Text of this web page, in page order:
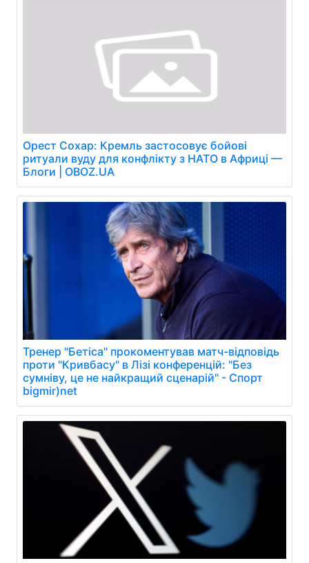
Орест Сохар: Кремль застосовує бойові
ритуали вуду для конфлікту з НАТО в Африці —
Блоги | OBOZ.UA
Тренер "Бетіса" прокоментував матч-відповідь
проти "Кривбасу" в Лізі конференцій: "Без
сумніву, це не найкращий сценарій" - Спорт
bigmir)net